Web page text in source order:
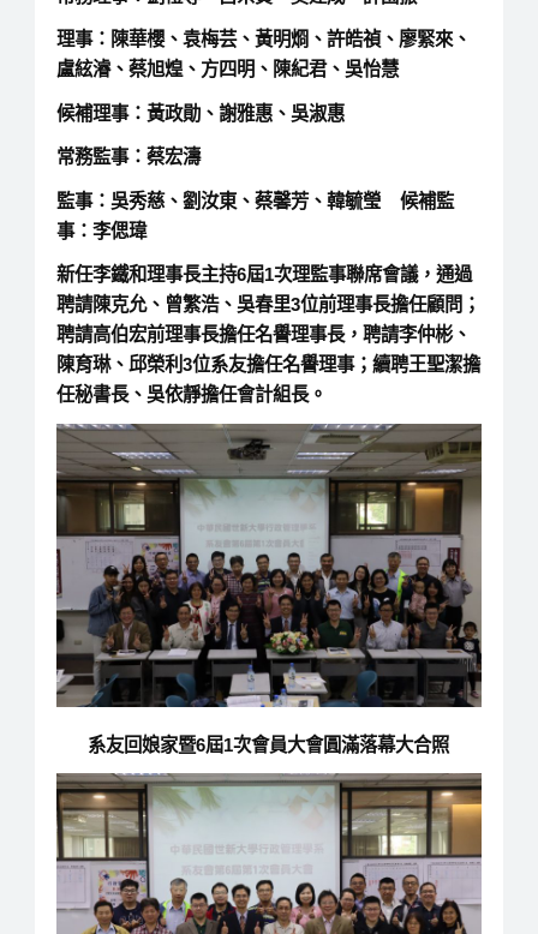
理事：陳華櫻、袁梅芸、黃明烱、許皓禎、廖緊來、
盧絃濬、蔡旭煌、方四明、陳紀君、吳怡慧
候補理事：黃政勛、謝雅惠、吳淑惠
常務監事：蔡宏濤
監事：吳秀慈、劉汝東、蔡馨芳、韓毓瑩 候補監
事：李偲瑋
新任李鐵和理事長主持6屆1次理監事聯席會議，通過
聘請陳克允、曾繁浩、吳春里3位前理事長擔任顧問；
聘請高伯宏前理事長擔任名譽理事長，聘請李仲彬、
陳育琳、邱榮利3位系友擔任名譽理事；續聘王聖潔擔
任秘書長、吳依靜擔任會計組長。
系友回娘家暨6屆1次會員大會圓滿落幕大合照